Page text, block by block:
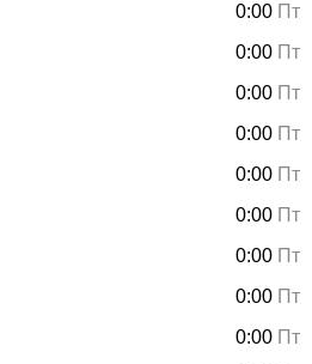
0:00 Пт
0:00 Пт
0:00 Пт
0:00 Пт
0:00 Пт
0:00 Пт
0:00 Пт
0:00 Пт
0:00 Пт